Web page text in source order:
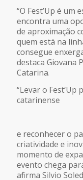
“O Fest’Up é um
encontra uma
de aproximação
quem está na
consegue
destaca Giovana
Catarina.
“Levar o
catarinense
e reconhecer o
criatividade e
momento de
evento chega
afirma Silvio